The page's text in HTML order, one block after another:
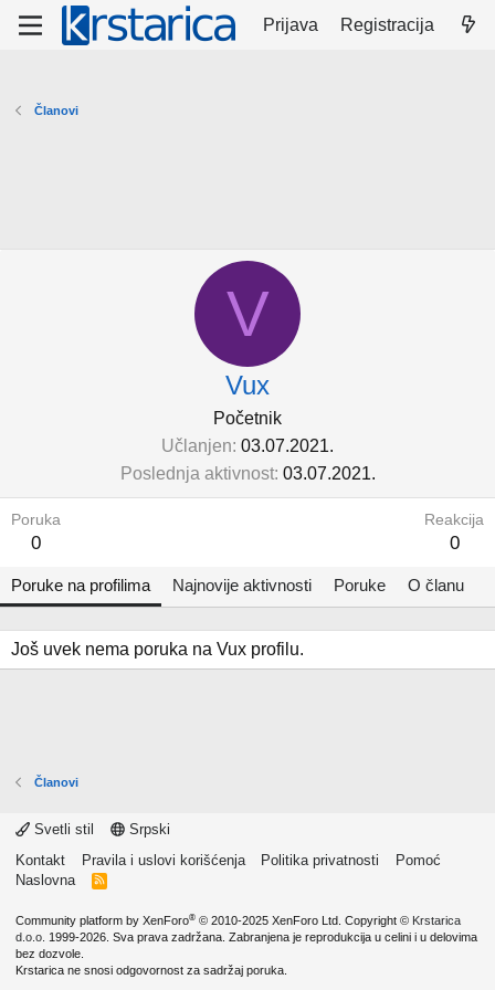
Prijava Registracija
Članovi
V
Vux
Početnik
Učlanjen 03.07.2021.
Poslednja aktivnost 03.07.2021.
Poruka
0
Reakcija
0
Poruke na profilima Najnovije aktivnosti Poruke O članu
Još uvek nema poruka na Vux profilu.
Članovi
Svetli stil
Srpski
Kontakt
Pravila i uslovi korišćenja Politika privatnosti
Pomoć
Naslovna
R
Community platform by XenForo® © 2010-2025 XenForo Ltd. Copyright © Krstarica
d.o.o. 1999-2026. Sva prava zadržana. Zabranjena je reprodukcija u celini i u delovima
bez dozvole.
Krstarica ne snosi odgovornost za sadržaj poruka.